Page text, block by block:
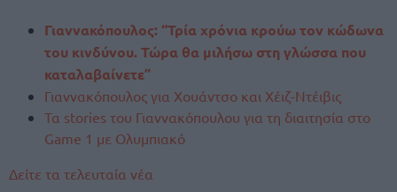
Γιαννακόπουλος: “Τρία χρόνια κρούω τον κώδωνα
του κινδύνου. Τώρα θα μιλήσω στη γλώσσα που
καταλαβαίνετε”
Γιαννακόπουλος για Χουάντσο και Χέιζ-Ντέιβις
Τα stories του Γιαννακόπουλου για τη διαιτησία στο
Game 1 με Ολυμπιακό
Δείτε τα τελευταία νέα